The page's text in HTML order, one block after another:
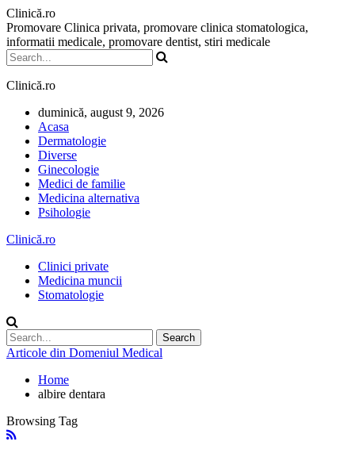
Clinică.ro
Promovare Clinica privata, promovare clinica stomatologica,
informatii medicale, promovare dentist, stiri medicale
Clinică.ro
duminică, august 9, 2026
Acasa
Dermatologie
Diverse
Ginecologie
Medici de familie
Medicina alternativa
Psihologie
Clinică.ro
Clinici private
Medicina muncii
Stomatologie
Articole din Domeniul Medical
Home
albire dentara
Browsing Tag